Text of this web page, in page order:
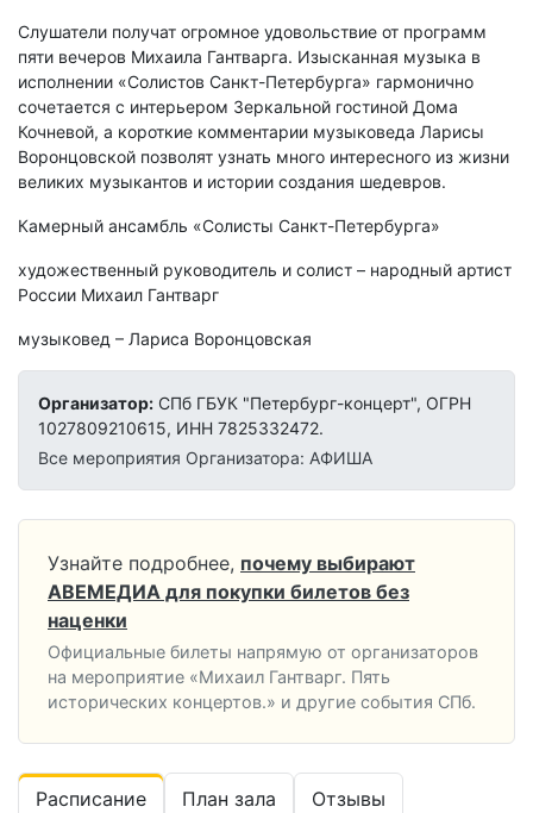
Слушатели получат огромное удовольствие от программ
пяти вечеров Михаила Гантварга. Изысканная музыка в
исполнении «Солистов Санкт-Петербурга» гармонично
сочетается с интерьером Зеркальной гостиной Дома
Кочневой, а короткие комментарии музыковеда Ларисы
Воронцовской позволят узнать много интересного из жизни
великих музыкантов и истории создания шедевров.
Камерный ансамбль «Солисты Санкт-Петербурга»
художественный руководитель и солист – народный артист
России Михаил Гантварг
музыковед – Лариса Воронцовская
Организатор: СПб ГБУК "Петербург-концерт", ОГРН
1027809210615, ИНН 7825332472.
Все мероприятия Организатора: АФИША
Узнайте подробнее, почему выбирают
АВЕМЕДИА для покупки билетов без
наценки
Официальные билеты напрямую от организаторов
на мероприятие «Михаил Гантварг. Пять
исторических концертов.» и другие события СПб.
Расписание План зала Отзывы